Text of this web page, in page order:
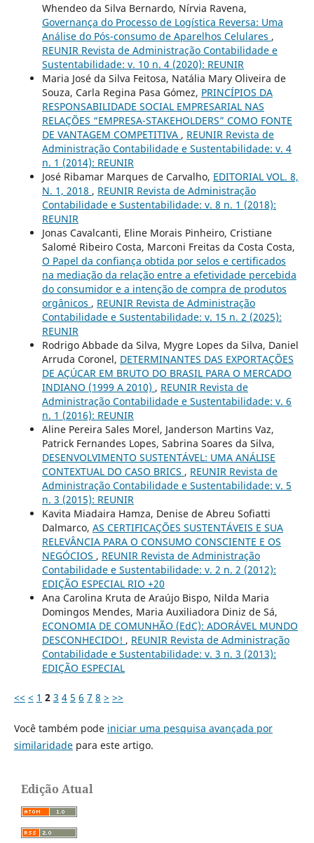
Whendeo da Silva Bernardo, Nírvia Ravena,
Governança do Processo de Logística Reversa: Uma
Análise do Pós-consumo de Aparelhos Celulares ,
REUNIR Revista de Administração Contabilidade e
Sustentabilidade: v. 10 n. 4 (2020): REUNIR
Maria José da Silva Feitosa, Natália Mary Oliveira de
Souza, Carla Regina Pasa Gómez, PRINCÍPIOS DA
RESPONSABILIDADE SOCIAL EMPRESARIAL NAS
RELAÇÕES “EMPRESA-STAKEHOLDERS” COMO FONTE
DE VANTAGEM COMPETITIVA , REUNIR Revista de
Administração Contabilidade e Sustentabilidade: v. 4
n. 1 (2014): REUNIR
José Ribamar Marques de Carvalho, EDITORIAL VOL. 8,
N. 1, 2018 , REUNIR Revista de Administração
Contabilidade e Sustentabilidade: v. 8 n. 1 (2018):
REUNIR
Jonas Cavalcanti, Eline Morais Pinheiro, Cristiane
Salomé Ribeiro Costa, Marconi Freitas da Costa Costa,
O Papel da confiança obtida por selos e certificados
na mediação da relação entre a efetividade percebida
do consumidor e a intenção de compra de produtos
orgânicos , REUNIR Revista de Administração
Contabilidade e Sustentabilidade: v. 15 n. 2 (2025):
REUNIR
Rodrigo Abbade da Silva, Mygre Lopes da Silva, Daniel
Arruda Coronel, DETERMINANTES DAS EXPORTAÇÕES
DE AÇÚCAR EM BRUTO DO BRASIL PARA O MERCADO
INDIANO (1999 A 2010) , REUNIR Revista de
Administração Contabilidade e Sustentabilidade: v. 6
n. 1 (2016): REUNIR
Aline Pereira Sales Morel, Janderson Martins Vaz,
Patrick Fernandes Lopes, Sabrina Soares da Silva,
DESENVOLVIMENTO SUSTENTÁVEL: UMA ANÁLISE
CONTEXTUAL DO CASO BRICS , REUNIR Revista de
Administração Contabilidade e Sustentabilidade: v. 5
n. 3 (2015): REUNIR
Kavita Miadaira Hamza, Denise de Abreu Sofiatti
Dalmarco, AS CERTIFICAÇÕES SUSTENTÁVEIS E SUA
RELEVÂNCIA PARA O CONSUMO CONSCIENTE E OS
NEGÓCIOS , REUNIR Revista de Administração
Contabilidade e Sustentabilidade: v. 2 n. 2 (2012):
EDIÇÃO ESPECIAL RIO +20
Ana Carolina Kruta de Araújo Bispo, Nilda Maria
Domingos Mendes, Maria Auxiliadora Diniz de Sá,
ECONOMIA DE COMUNHÃO (EdC): ADORÁVEL MUNDO
DESCONHECIDO! , REUNIR Revista de Administração
Contabilidade e Sustentabilidade: v. 3 n. 3 (2013):
EDIÇÃO ESPECIAL
<< < 1 2 3 4 5 6 7 8 > >>
Você também pode iniciar uma pesquisa avançada por
similaridadepara este artigo.
Edição Atual